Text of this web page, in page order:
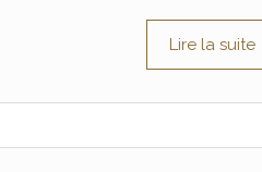
Lire la suite